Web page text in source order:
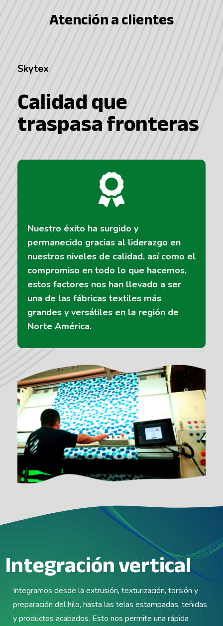
Atención a clientes
Skytex
Calidad que
traspasa fronteras
Nuestro éxito ha surgido y
permanecido gracias al liderazgo en
nuestros niveles de calidad, así como el
compromiso en todo lo que hacemos,
estos factores nos han llevado a ser
una de las fábricas textiles más
grandes y versátiles en la región de
Norte América.
Integración vertical
Integramos desde la extrusión, texturización, torsión y
preparación del hilo, hasta las telas estampadas, teñidas
y productos acabados. Esto nos permite una rápida